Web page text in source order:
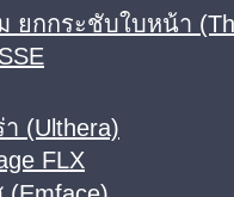
ยกกระชับใบหน้า
า (Ulthera)
FLX